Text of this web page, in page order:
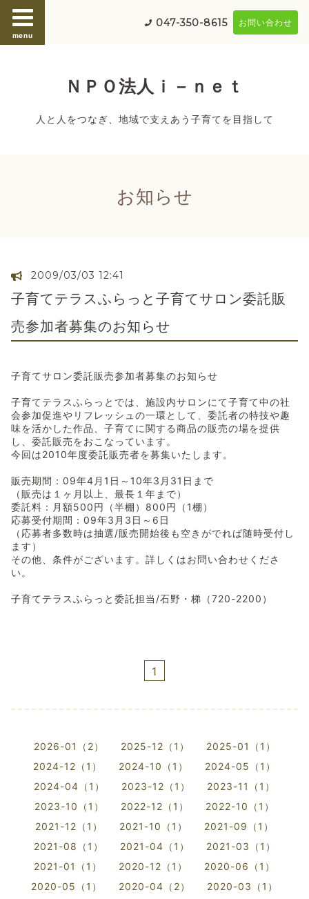
menu
047-350-8615 お問い合わせ
ＮＰＯ法人ｉ－ｎｅｔ
人と人をつなぎ、地域で支えあう子育てを目指して
お知らせ
2009/03/03 12:41
子育てテラスふらっと子育てサロン委託販
売参加者募集のお知らせ
子育てサロン委託販売参加者募集のお知らせ
子育てテラスふらっとでは、施設内サロンにて子育て中の社
会参加促進やリフレッシュの一環として、委託者の特技や趣
味を活かした作品、子育てに関する商品の販売の場を提供
し、委託販売をおこなっています。
今回は2010年度委託販売者を募集いたします。
販売期間：09年4月1日～10年3月31日まで
（販売は１ヶ月以上、最長１年まで）
委託料：月額500円（半棚）800円（1棚）
応募受付期間：09年3月3日～6日
（応募者多数時は抽選/販売開始後も空きがでれば随時受付し
ます）
その他、条件がございます。詳しくはお問い合わせくださ
い。
子育てテラスふらっと委託担当/石野・梯（720-2200）
1
2026-01（2） 2025-12（1）
2025-01（1）
2024-12（1）
2024-10（1）
2024-05（1）
2024-04（1）
2023-12（1）
2023-11（1）
2023-10（1）
2022-12（1）
2022-10（1）
2021-12（1）
2021-10（1）
2021-09（1）
2021-08（1）
2021-04（1）
2021-03（1）
2021-01（1）
2020-12（1）
2020-06（1）
2020-05（1）
2020-04（2）
2020-03（1）